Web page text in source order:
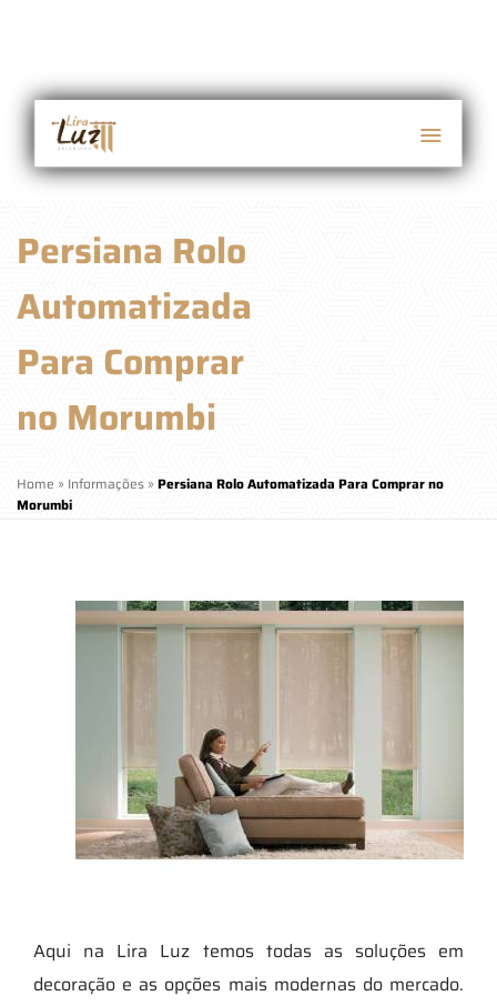
Persiana Rolo
Automatizada
Para Comprar
no Morumbi
Home » Informações » Persiana Rolo Automatizada Para Comprar no
Morumbi
Aqui na Lira Luz temos todas as soluções em
decoração e as opções mais modernas do mercado.